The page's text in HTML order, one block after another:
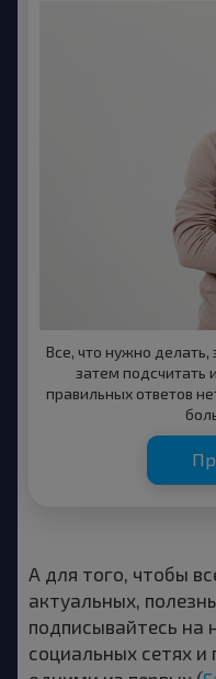
Все, что нужно делать,
затем подсчитать
правильных ответов
А для того, чтобы
актуальных,
подписывайтесь на
социальных сетях и